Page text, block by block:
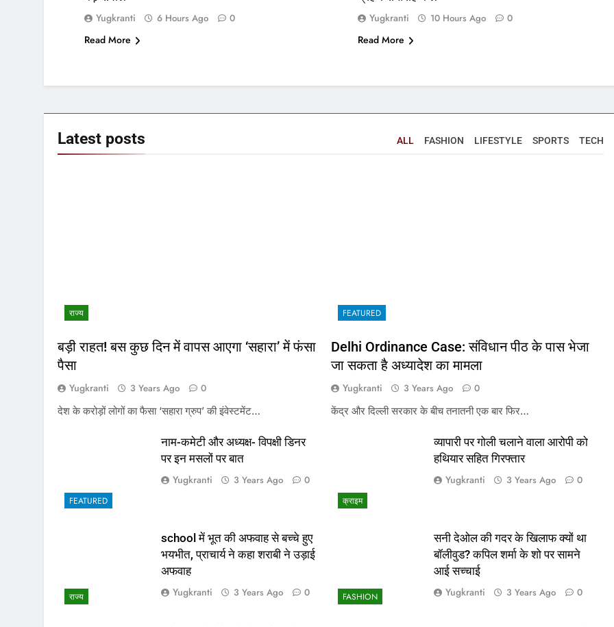
Yugkranti 6 Hours Ago 0
Read More
Yugkranti 10 Hours Ago 0
Read More
Latest posts ALL FASHION LIFESTYLE SPORTS TECH
राज्य
बड़ी राहत! बस कुछ दिन में वापस आएगा ‘सहारा’ में फंसा
पैसा
Yugkranti 3 Years Ago
0
देश के करोड़ों लोगों का फैसा ‘सहारा ग्रुप’ की इंवेस्टमेंट…
FEATURED
Delhi Ordinance Case: संविधान पीठ के पास भेजा
जा सकता है अध्यादेश का मामला
Yugkranti 3 Years Ago
0
केंद्र और दिल्ली सरकार के बीच तनातनी एक बार फिर…
FEATURED
नाम-कमेटी और अध्यक्ष- विपक्षी डिनर
पर इन मसलों पर बात
Yugkranti 3 Years Ago 0
क्राइम
व्यापारी पर गोली चलाने वाला आरोपी को
हथियार सहित गिरफ्तार
Yugkranti 3 Years Ago 0
राज्य
school में भूत की अफवाह से बच्चे हुए
भयभीत, प्राचार्य ने कहा शराबी ने उड़ाई
अफवाह
Yugkranti 3 Years Ago 0 FASHION
सनी देओल की गदर के खिलाफ क्यों था
बॉलीवुड? कपिल शर्मा के शो पर सामने
आई सच्चाई
Yugkranti 3 Years Ago 0